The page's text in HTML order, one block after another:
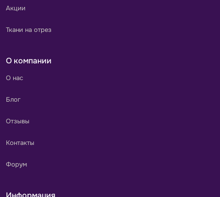
Акции
Ткани на отрез
О компании
О нас
Блог
Отзывы
Контакты
Форум